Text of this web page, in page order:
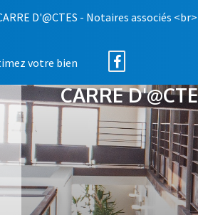
votre bien
CARRE